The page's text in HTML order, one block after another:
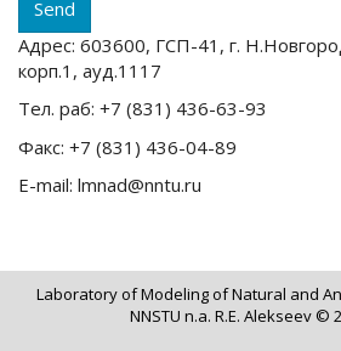
Адрес: 603600, ГСП-41, г.
корп.1, ауд.1117
Тел. раб: +7 (831) 436-63-93
Факс: +7 (831) 436-04-89
E-mail: lmnad@nntu.ru
Laboratory of Modeling of Natural and
NNSTU n.a. R.E. Alekseev ©